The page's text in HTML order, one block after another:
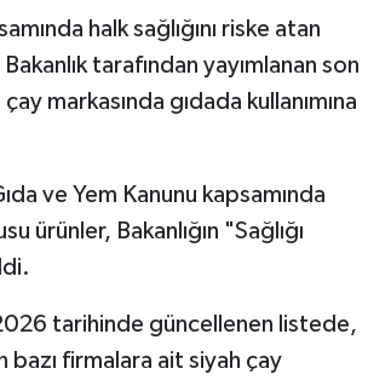
halk sağlığını riske atan
tarafından yayımlanan son
markasında gıdada kullanımına
ve Yem Kanunu kapsamında
Bakanlığın "Sağlığı
2026 tarihinde güncellenen listede,
firmalara ait siyah çay